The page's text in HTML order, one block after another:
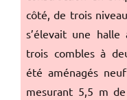
côté, de trois
s’élevait une
trois combles à
été aménagés
mesurant 5,5 m